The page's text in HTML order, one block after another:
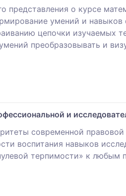
представления о курсе
умений и
цепочки изучаемых
преобразовывать и
и
современной
воспитания навыков
терпимости» к любым